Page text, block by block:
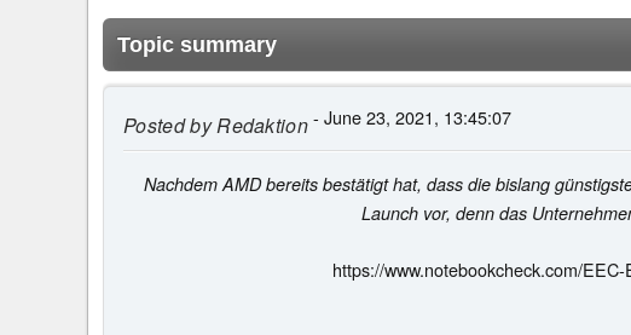
Topic summary
Posted byRedaktion- June 23, 2021, 13:45:07
Nachdem AMD bereits bestätigt hat, dass die bislang
Launch vor, denn das
https://www.notebookcheck.com/